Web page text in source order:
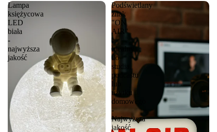
Lampa
księżycowa
LED
biała
-
najwyższa
jakość
Podświetlany
znak
"ON
AIR"
-
Idealny
do
studia,
podcastu
lub
użytku
domowego
-
Najwyższa
jakość